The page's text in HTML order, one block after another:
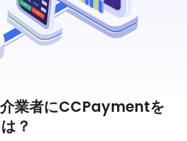
業者にCCPaymentを
？